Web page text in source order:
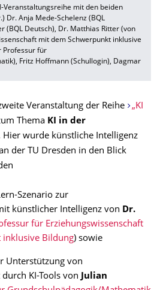
Veranstaltungsreihe mit den beiden
Dr. Anja Mede-Schelenz (BQL
(BQL Deutsch), Dr. Matthias Ritter (von
mit dem Schwerpunkt inklusive
Professur für
Fritz Hoffmann (Schullogin), Dagmar
Veranstaltung der Reihe
„KI
Thema KI in der
Hier wurde künstliche Intelligenz
der TU Dresden in den Blick
Szenario zur
künstlicher Intelligenz von Dr.
für Erziehungswissenschaft
inklusive Bildung) sowie
Unterstützung von
KI-Tools von Julian